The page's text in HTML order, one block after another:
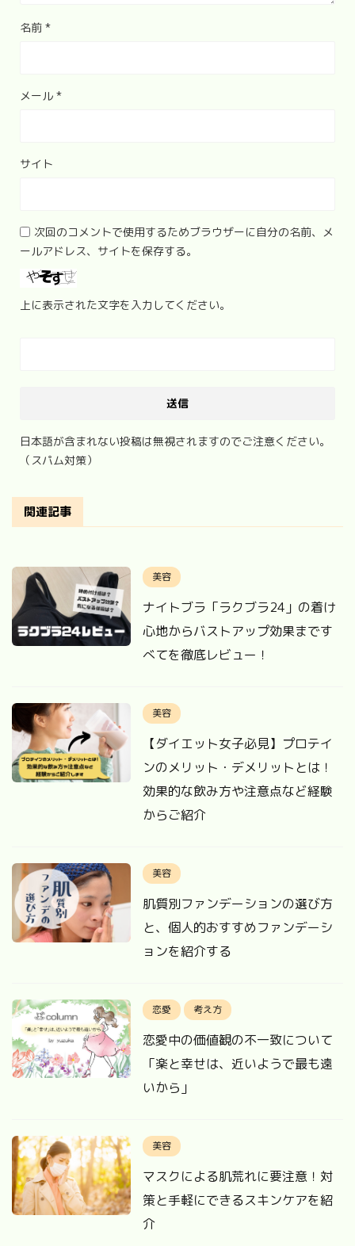
名前 *
メール *
サイト
次回のコメントで使用するためブラウザーに自分の名前、メ
ールアドレス、サイトを保存する。
上に表示された文字を入力してください。
日本語が含まれない投稿は無視されますのでご注意ください。
（スパム対策）
関連記事
美容
ナイトブラ「ラクブラ24」の着け
心地からバストアップ効果まです
べてを徹底レビュー！
美容
【ダイエット女子必見】プロテイ
ンのメリット・デメリットとは！
効果的な飲み方や注意点など経験
からご紹介
美容
肌質別ファンデーションの選び方
と、個人的おすすめファンデーシ
ョンを紹介する
恋愛 考え方
恋愛中の価値観の不一致について
「楽と幸せは、近いようで最も遠
いから」
美容
マスクによる肌荒れに要注意！対
策と手軽にできるスキンケアを紹
介